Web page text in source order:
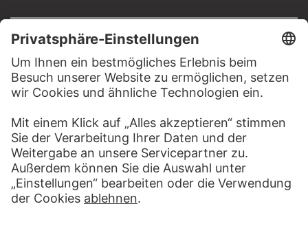
Impressum
Datenschutz
Copyright © 2026 Städel Museum
All rights reserved.
DIGITALE SAMMLUNG
Startseite
Werke
Künstler
Alben